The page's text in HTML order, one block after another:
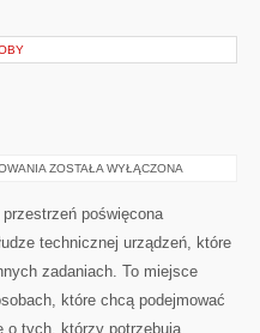
PORADNIKI
ZOSTAŁA WYŁĄCZONA
poświęcona
technicznej urządzeń, które
zadaniach. To miejsce
które chcą podejmować
o tych, którzy potrzebują